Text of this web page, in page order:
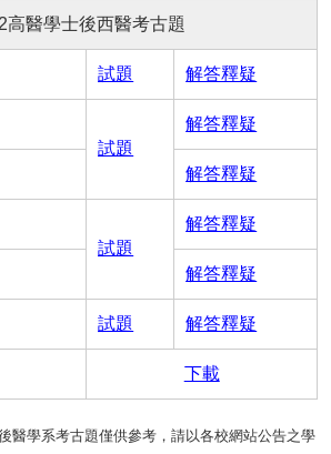
高醫學士後西醫考古題
試題 解答釋疑
試題
解答釋疑
解答釋疑
試題
解答釋疑
解答釋疑
試題 解答釋疑
下載
醫學系考古題僅供參考，請以各校網站公告之學